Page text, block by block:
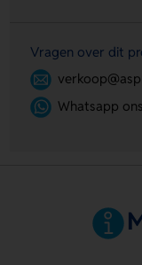
Vragen over dit
Whatsapp